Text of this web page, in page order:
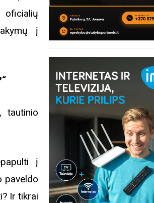
oficialių
į
tautinio
į
paveldo
Ir tikrai